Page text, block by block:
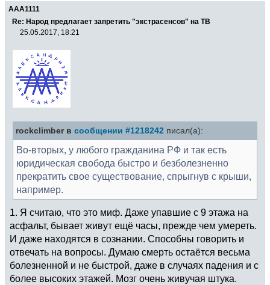
AAA1111
Re: Народ предлагает запретить "экстрасенсов" на ТВ
25.05.2017, 18:21
rockclimber в сообщении #1218242 писал(а):
Во-вторых, у любого гражданина РФ и так есть
юридическая свобода быстро и безболезненно
прекратить свое существование, спрыгнув с крыши,
например.
1. Я считаю, что это миф. Даже упавшие с 9 этажа на
асфальт, бывает живут ещё часы, прежде чем умереть.
И даже находятся в сознании. Способны говорить и
отвечать на вопросы. Думаю смерть остаётся весьма
болезненной и не быстрой, даже в случаях падения и с
более высоких этажей. Мозг очень живучая штука.